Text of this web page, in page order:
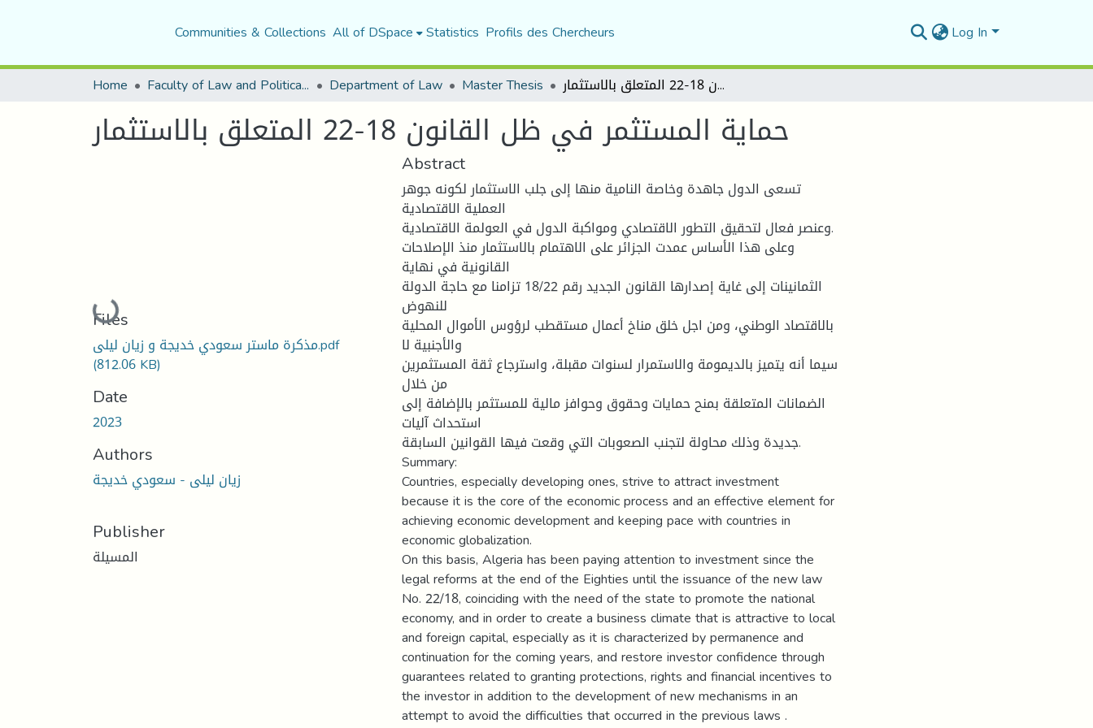
Communities & Collections All of DSpace Statistics Profils des Chercheurs Log In
Home Faculty of Law and Political Science Department of Law Master Thesis حمایة المستثمر في ظل القانون 18-22 المتعلق بالاستثمار
حمایة المستثمر في ظل القانون 18-22 المتعلق بالاستثمار
Loading...
Files
مذكرة ماستر سعودي خديجة و زيان ليلى.pdf
(812.06 KB)
Date
2023
Authors
زیان لیلى - سعودي خدیجة
Publisher
المسيلة
Abstract
تسعى الدول جاهدة وخاصة النامیة منها إلى جلب الاستثمار لكونه جوهر
العملیة الاقتصادیة
وعنصر فعال لتحقیق التطور الاقتصادي ومواكبة الدول في العولمة الاقتصادیة.
وعلى هذا الأساس عمدت الجزائر على الاهتمام بالاستثمار منذ الإصلاحات
القانونیة في نهایة
الثمانینات إلى غایة إصدارها القانون الجدید رقم 18/22 تزامنا مع حاجة الدولة
للنهوض
بالاقتصاد الوطني، ومن اجل خلق مناخ أعمال مستقطب لرؤوس الأموال المحلیة
والأجنبیة لا
سیما أنه یتمیز بالدیمومة والاستمرار لسنوات مقبلة، واسترجاع ثقة المستثمرین
من خلال
الضمانات المتعلقة بمنح حمایات وحقوق وحوافز مالیة للمستثمر بالإضافة إلى
استحداث آلیات
جدیدة وذلك محاولة لتجنب الصعوبات التي وقعت فیها القوانین السابقة.
Summary:
Countries, especially developing ones, strive to attract investment
because it is the core of the economic process and an effective element for
achieving economic development and keeping pace with countries in
economic globalization.
On this basis, Algeria has been paying attention to investment since the
legal reforms at the end of the Eighties until the issuance of the new law
No. 22/18, coinciding with the need of the state to promote the national
economy, and in order to create a business climate that is attractive to local
and foreign capital, especially as it is characterized by permanence and
continuation for the coming years, and restore investor confidence through
guarantees related to granting protections, rights and financial incentives to
the investor in addition to the development of new mechanisms in an
attempt to avoid the difficulties that occurred in the previous laws .